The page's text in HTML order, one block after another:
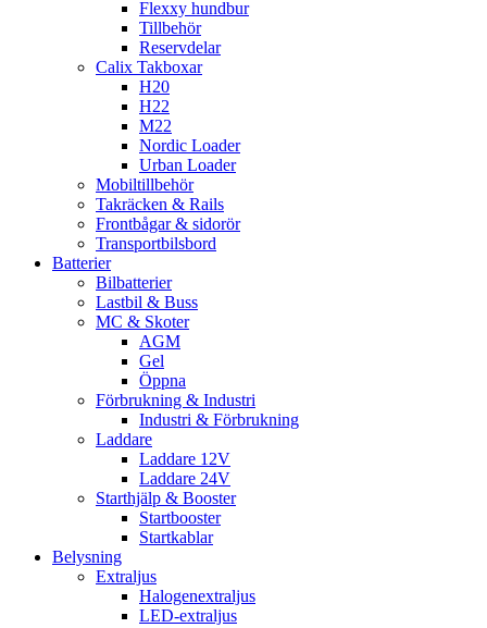
Flexxy hundbur
Tillbehör
Reservdelar
Calix Takboxar
H20
H22
M22
Nordic Loader
Urban Loader
Mobiltillbehör
Takräcken & Rails
Frontbågar & sidorör
Transportbilsbord
Batterier
Bilbatterier
Lastbil & Buss
MC & Skoter
AGM
Gel
Öppna
Förbrukning & Industri
Industri & Förbrukning
Laddare
Laddare 12V
Laddare 24V
Starthjälp & Booster
Startbooster
Startkablar
Belysning
Extraljus
Halogenextraljus
LED-extraljus